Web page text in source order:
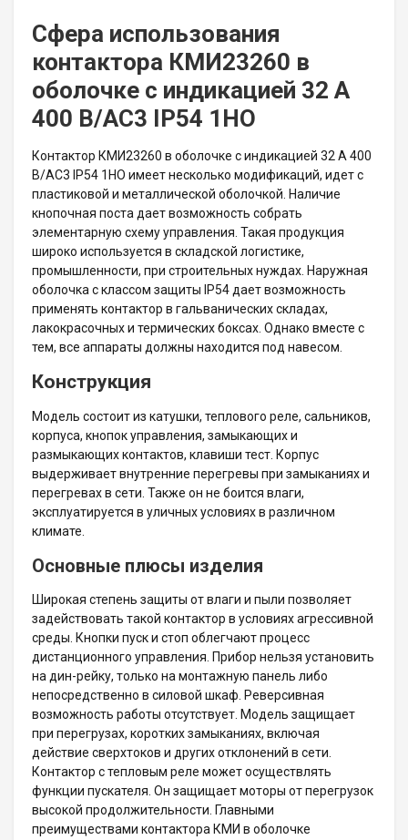
Сфера использования
контактора КМИ23260 в
оболочке с индикацией 32 А
400 В/AC3 IP54 1НО
Контактор КМИ23260 в оболочке с индикацией 32 А 400
В/AC3 IP54 1НО имеет несколько модификаций, идет с
пластиковой и металлической оболочкой. Наличие
кнопочная поста дает возможность собрать
элементарную схему управления. Такая продукция
широко используется в складской логистике,
промышленности, при строительных нуждах. Наружная
оболочка с классом защиты IP54 дает возможность
применять контактор в гальванических складах,
лакокрасочных и термических боксах. Однако вместе с
тем, все аппараты должны находится под навесом.
Конструкция
Модель состоит из катушки, теплового реле, сальников,
корпуса, кнопок управления, замыкающих и
размыкающих контактов, клавиши тест. Корпус
выдерживает внутренние перегревы при замыканиях и
перегревах в сети. Также он не боится влаги,
эксплуатируется в уличных условиях в различном
климате.
Основные плюсы изделия
Широкая степень защиты от влаги и пыли позволяет
задействовать такой контактор в условиях агрессивной
среды. Кнопки пуск и стоп облегчают процесс
дистанционного управления. Прибор нельзя установить
на дин-рейку, только на монтажную панель либо
непосредственно в силовой шкаф. Реверсивная
возможность работы отсутствует. Модель защищает
при перегрузах, коротких замыканиях, включая
действие сверхтоков и других отклонений в сети.
Контактор с тепловым реле может осуществлять
функции пускателя. Он защищает моторы от перегрузок
высокой продолжительности. Главными
преимуществами контактора КМИ в оболочке